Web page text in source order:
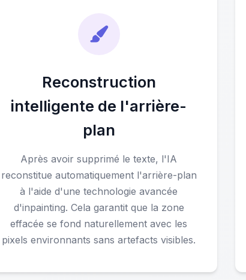
Reconstruction
intelligente de l'arrière-
plan
Après avoir supprimé le texte, l'IA
reconstitue automatiquement l'arrière-plan
à l'aide d'une technologie avancée
d'inpainting. Cela garantit que la zone
effacée se fond naturellement avec les
pixels environnants sans artefacts visibles.